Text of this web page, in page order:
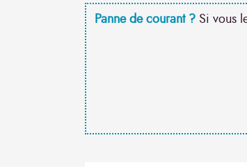
Panne de courant ? Si vous